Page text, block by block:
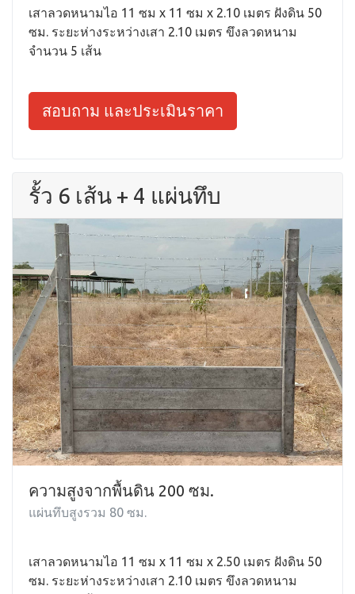
เสาลวดหนามไอ 11 ซม x 11 ซม x 2.10 เมตร ฝังดิน 50
ซม. ระยะห่างระหว่างเสา 2.10 เมตร ขึงลวดหนาม
จำนวน 5 เส้น
สอบถาม และประเมินราคา
รั้ว 6 เส้น + 4 แผ่นทึบ
ความสูงจากพื้นดิน 200 ซม.
แผ่นทึบสูงรวม 80 ซม.
เสาลวดหนามไอ 11 ซม x 11 ซม x 2.50 เมตร ฝังดิน 50
ซม. ระยะห่างระหว่างเสา 2.10 เมตร ขึงลวดหนาม